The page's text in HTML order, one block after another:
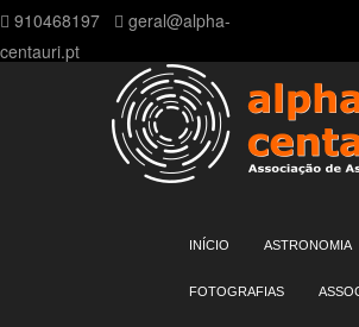
910468197
geral@alpha-
centauri.pt
Menu
SKIP TO CONTENT
INÍCIO ASTRONOMIA
FOTOGRAFIAS